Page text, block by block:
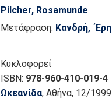
Pilcher, Rosamunde
Μετάφραση: Κανδρή, ΄Ερη
Κυκλοφορεί
ISBN: 978-960-410-019-4
Ωκεανίδα, Αθήνα, 12/1999